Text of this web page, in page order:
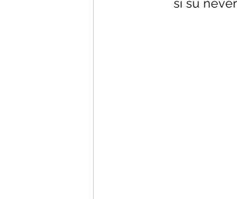
si su